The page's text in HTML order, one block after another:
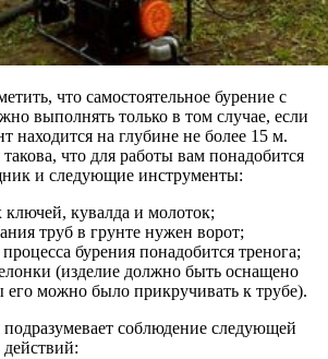
что самостоятельное бурение с
выполнять только в том случае, если
находится на глубине не более 15 м.
что для работы вам понадобится
и следующие инструменты:
ключей, кувалда и молоток;
труб в грунте нужен ворот;
бурения понадобится тренога;
(изделие должно быть оснащено
его можно было прикручивать к трубе).
соблюдение следующей
действий: